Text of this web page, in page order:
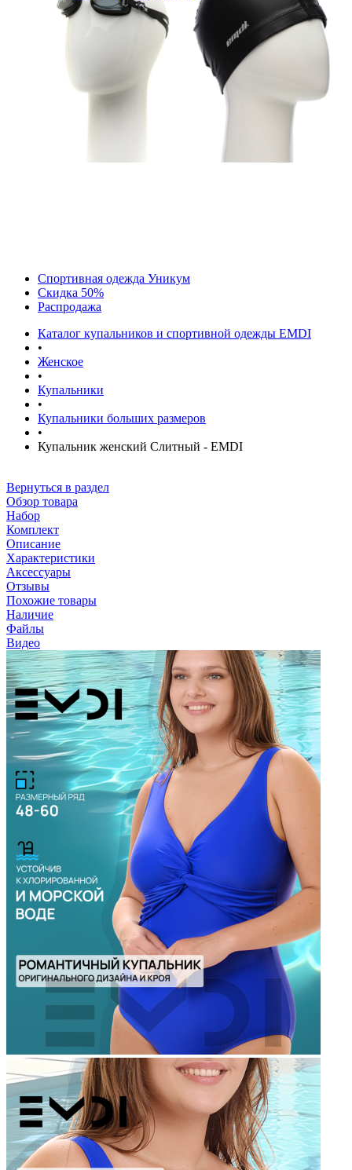
Спортивная одежда Уникум
Скидка 50%
Распродажа
Каталог купальников и спортивной одежды EMDI
•
Женское
•
Купальники
•
Купальники больших размеров
•
Купальник женский Слитный - EMDI
Вернуться в раздел
Обзор товара
Набор
Комплект
Описание
Характеристики
Аксессуары
Отзывы
Похожие товары
Наличие
Файлы
Видео